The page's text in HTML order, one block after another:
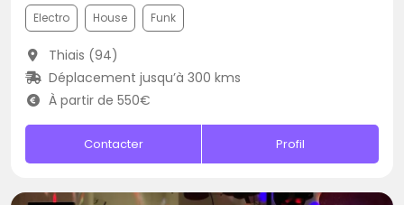
Electro House Funk
Thiais (94)
Déplacement jusqu’à 300 kms
À partir de 550€
Contacter Profil